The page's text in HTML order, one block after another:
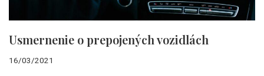
Usmernenie o prepojených vozidlách
16/03/2021